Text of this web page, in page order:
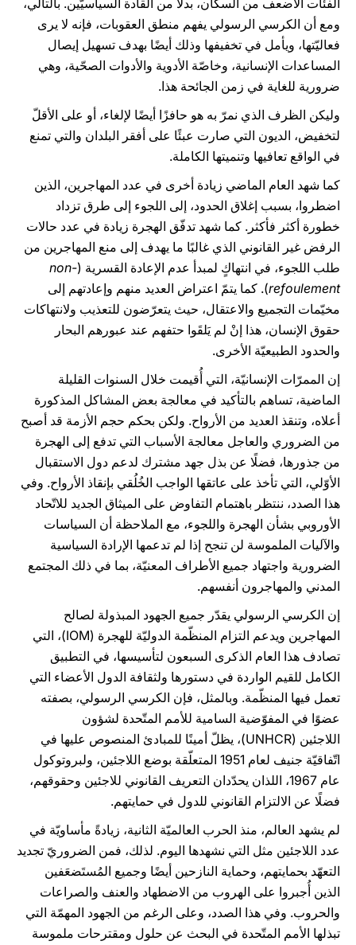
الفئات الأضعف من السكّان، بدلًا من القادة السياسيّين. بالتالي،
ومع أن الكرسي الرسولي يفهم منطق العقوبات، فإنه لا يرى
فعاليّتها، ويأمل في تخفيفها وذلك أيضًا بهدف تسهيل إيصال
المساعدات الإنسانية، وخاصّة الأدوية والأدوات الصحّية، وهي
ضرورية للغاية في زمن الجائحة هذا.
وليكن الظرف الذي نمرّ به هو حافزًا أيضًا لإلغاء، أو على الأقلّ
لتخفيض، الديون التي صارت عبئًا على أفقر البلدان والتي تمنع
في الواقع تعافيها وتنميتها الكاملة.
كما شهد العام الماضي زيادة أخرى في عدد المهاجرين، الذين
اضطروا، بسبب إغلاق الحدود، إلى اللجوء إلى طرق تزداد
خطورة أكثر فأكثر. كما شهد تدفّق الهجرة زيادة في عدد حالات
الرفض غير القانوني الذي غالبًا ما يهدف إلى منع المهاجرين من
طلب اللجوء، في انتهاكٍ لمبدأ عدم الإعادة القسرية (non-
refoulement). كما يتمّ اعتراض العديد منهم وإعادتهم إلى
مخيّمات التجميع والاعتقال، حيث يتعرّضون للتعذيب ولانتهاكات
حقوق الإنسان، هذا إنْ لم يَلقَوا حتفهم عند عبورهم البحار
والحدود الطبيعيّة الأخرى.
إن الممرّات الإنسانيّة، التي أُقيمت خلال السنوات القليلة
الماضية، تساهم بالتأكيد في معالجة بعض المشاكل المذكورة
أعلاه، وتنقذ العديد من الأرواح. ولكن بحكم حجم الأزمة قد أصبح
من الضروري والعاجل معالجة الأسباب التي تدفع إلى الهجرة
من جذورها، فضلًا عن بذل جهد مشترك لدعم دول الاستقبال
الأوّلي، التي تأخذ على عاتقها الواجب الخُلُقي بإنقاذ الأرواح. وفي
هذا الصدد، ننتظر باهتمام التفاوض على الميثاق الجديد للاتّحاد
الأوروبي بشأن الهجرة واللجوء، مع الملاحظة أن السياسات
والآليات الملموسة لن تنجح إذا لم تدعمها الإرادة السياسية
الضرورية واجتهاد جميع الأطراف المعنيّة، بما في ذلك المجتمع
المدني والمهاجرون أنفسهم.
إن الكرسي الرسولي يقدّر جميع الجهود المبذولة لصالح
المهاجرين ويدعم التزام المنظّمة الدوليّة للهجرة (IOM)، التي
تصادف هذا العام الذكرى السبعون لتأسيسها، في التطبيق
الكامل للقيم الواردة في دستورها ولثقافة الدول الأعضاء التي
تعمل فيها المنظّمة. وبالمثل، فإن الكرسي الرسولي، بصفته
عضوًا في المفوّضية السامية للأمم المتّحدة لشؤون
اللاجئين (UNHCR)، يظلّ أمينًا للمبادئ المنصوص عليها في
اتّفاقيّة جنيف لعام 1951 المتعلّقة بوضع اللاجئين، ولبروتوكول
عام 1967، اللذان يحدّدان التعريف القانوني للاجئين وحقوقهم،
فضلًا عن الالتزام القانوني للدول في حمايتهم.
لم يشهد العالم، منذ الحرب العالميّة الثانية، زيادةً مأساويّة في
عدد اللاجئين مثل التي نشهدها اليوم. لذلك، فمن الضروريّ تجديد
التعهّد بحمايتهم، وحماية النازحين أيضًا وجميع المُستَضعَفين
الذين أُجبروا على الهروب من الاضطهاد والعنف والصراعات
والحروب. وفي هذا الصدد، وعلى الرغم من الجهود المهمّة التي
تبذلها الأمم المتّحدة في البحث عن حلول ومقترحات ملموسة